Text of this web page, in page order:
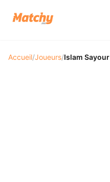
Accueil/Joueurs/Islam Sayour